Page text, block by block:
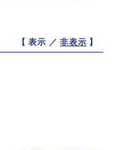
【 表示 ／非表示 】